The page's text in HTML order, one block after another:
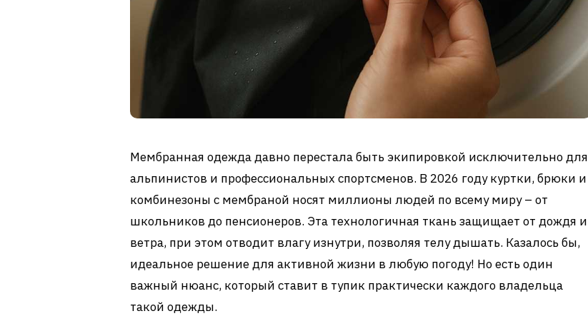
Мембранная одежда давно перестала быть экипировкой исключительно для
альпинистов и профессиональных спортсменов. В 2026 году куртки, брюки и
комбинезоны с мембраной носят миллионы людей по всему миру – от
школьников до пенсионеров. Эта технологичная ткань защищает от дождя и
ветра, при этом отводит влагу изнутри, позволяя телу дышать. Казалось бы,
идеальное решение для активной жизни в любую погоду! Но есть один
важный нюанс, который ставит в тупик практически каждого владельца
такой одежды.